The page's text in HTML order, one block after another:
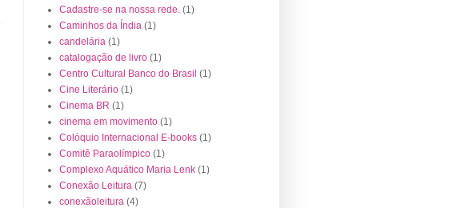
Cadastre-se na nossa rede. (1)
Caminhos da Índia (1)
candelária (1)
catalogação de livro (1)
Centro Cultural Banco do Brasil (1)
Cine Literário (1)
Cinema BR (1)
cinema em movimento (1)
Colóquio Internacional E-books (1)
Comitê Paraolímpico (1)
Complexo Aquático Maria Lenk (1)
Conexão Leitura (7)
conexãoleitura (4)